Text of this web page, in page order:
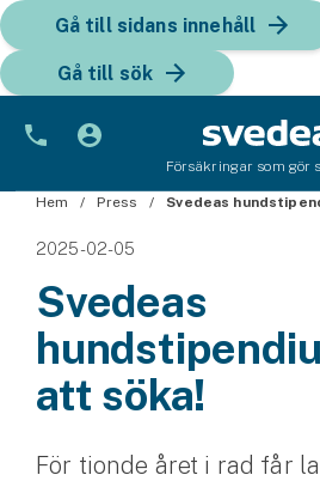
Gå till sidans innehåll
Gå till sök
Försäkringar som gör
Bil
Bilförsäkring
Bilförsäkring för företag
Fordon
Snöskoterförsäkring
ATV-försäkring
Hem Press Svedeas
2025-02-05
Svedeas
att söka!
För tionde året i rad får